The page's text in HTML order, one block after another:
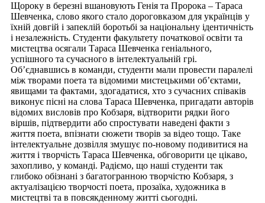
Щороку в березні вшановують Генія та Пророка – Тараса
Шевченка, слово якого стало дороговказом для українців у
їхній довгій і запеклій боротьбі за національну ідентичність
і незалежність. Студенти факультету початкової освіти та
мистецтва осягали Тараса Шевченка геніального,
успішного та сучасного в інтелектуальній грі.
Обʼєднавшись в команди, студенти мали провести паралелі
між творами поета та відомими мистецькими обʼєктами,
явищами та фактами, здогадатися, хто з сучасних співаків
виконує пісні на слова Тараса Шевченка, пригадати авторів
відомих висловів про Кобзаря, відтворити рядки його
віршів, підтвердити або спростувати наведені факти з
життя поета, впізнати сюжети творів за відео тощо. Таке
інтелектуальне дозвілля змушує по-новому подивитися на
життя і творчість Тараса Шевченка, обговорити це цікаво,
захопливо, у команді. Радіємо, що наші студенти так
глибоко обізнані з багатогранною творчістю Кобзаря, з
актуалізацією творчості поета, прозаїка, художника в
мистецтві та в повсякденному житті сьогодні.